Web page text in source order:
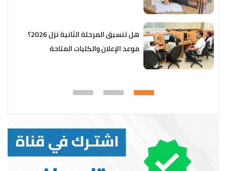
هل تنسيق المرحلة الثانية نزل 2026؟
موعد الإعلان والكليات المتاحة